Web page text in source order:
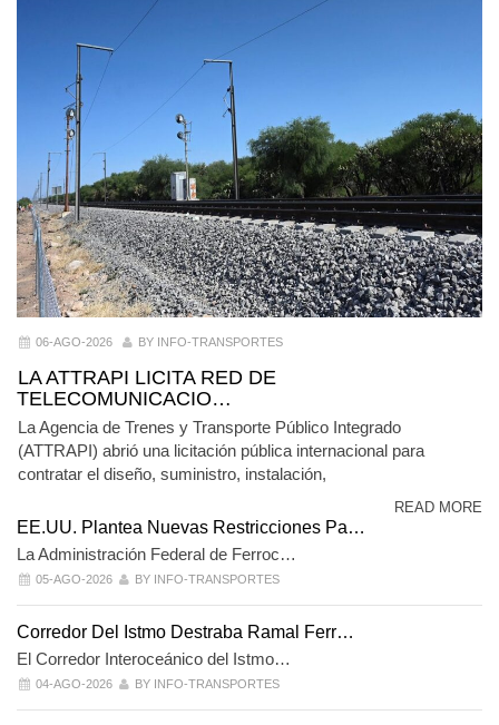
06-AGO-2026 BY INFO-TRANSPORTES
LA ATTRAPI LICITA RED DE
TELECOMUNICACIO…
La Agencia de Trenes y Transporte Público Integrado
(ATTRAPI) abrió una licitación pública internacional para
contratar el diseño, suministro, instalación,
READ MORE
EE.UU. Plantea Nuevas Restricciones Pa…
La Administración Federal de Ferroc…
05-AGO-2026 BY INFO-TRANSPORTES
Corredor Del Istmo Destraba Ramal Ferr…
El Corredor Interoceánico del Istmo…
04-AGO-2026 BY INFO-TRANSPORTES